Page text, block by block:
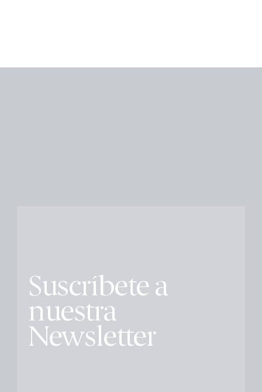
Suscríbete a
nuestra
Newsletter